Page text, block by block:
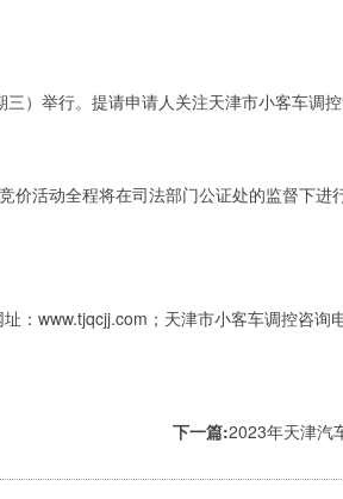
）举行。提请申请人关注天津市小客车调
活动全程将在司法部门公证处的监督下进行
：www.tjqcjj.com；天津市小客车调控咨询
下一篇:2023年天津汽